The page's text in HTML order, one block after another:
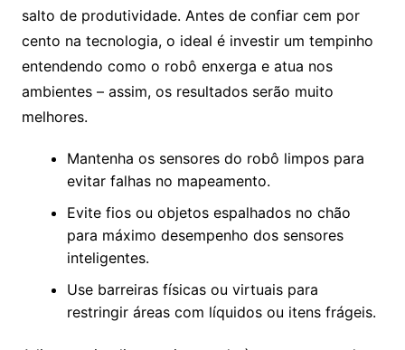
salto de produtividade. Antes de confiar cem por
cento na tecnologia, o ideal é investir um tempinho
entendendo como o robô enxerga e atua nos
ambientes – assim, os resultados serão muito
melhores.
Mantenha os sensores do robô limpos para
evitar falhas no mapeamento.
Evite fios ou objetos espalhados no chão
para máximo desempenho dos sensores
inteligentes.
Use barreiras físicas ou virtuais para
restringir áreas com líquidos ou itens frágeis.